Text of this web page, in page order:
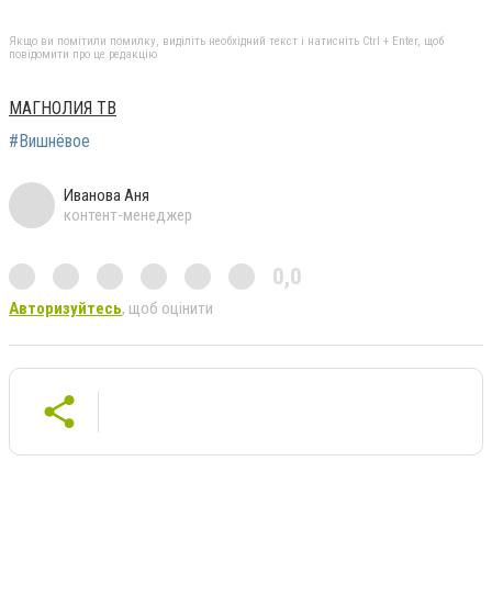
Якщо ви помітили помилку, виділіть необхідний текст і натисніть Ctrl + Enter, щоб
повідомити про це редакцію
МАГНОЛИЯ ТВ
#Вишнёвое
Иванова Аня
контент-менеджер
0,0
Авторизуйтесь, щоб оцінити